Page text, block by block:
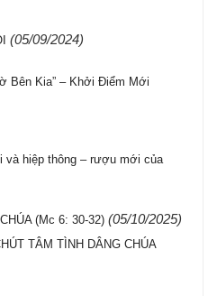
(05/09/2024)
Bên Kia” – Khởi Điểm Mới
và hiệp thông – rượu mới của
(Mc 6: 30-32) (05/10/2025)
TÂM TÌNH DÂNG CHÚA